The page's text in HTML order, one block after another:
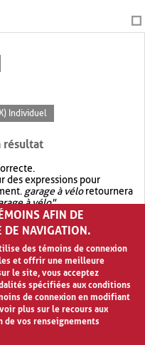
Individuel
résultat
des expressions pour
garage à véloretournera
à vélo".
avec OR.garage OR vélo
quegarage à vélo
AFIN DE
DE NAVIGATION.
des témoins de connexion
et offrir une meilleure
le site, vous acceptez
spécifiées aux conditions
de connexion en modifiant
plus sur le recours aux
de vos renseignements